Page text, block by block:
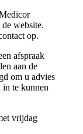
website.
op.
afspraak
aan de
om u advies
in te kunnen
vrijdag